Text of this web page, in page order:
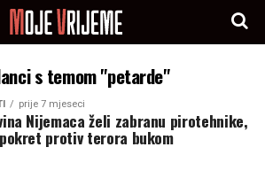
s temom "petarde"
prije 7 mjeseci
Nijemaca želi zabranu pirotehnike,
protiv terora bukom